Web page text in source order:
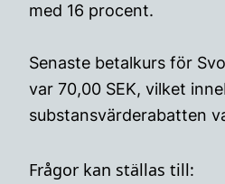
med 16 procent.
Senaste betalkurs för
var 70,00 SEK, vilket
substansvärderabatten
Frågor kan ställas till: